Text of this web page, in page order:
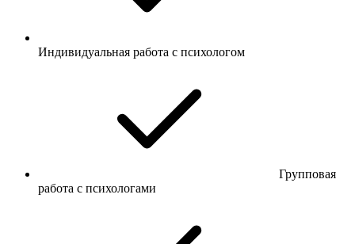
Индивидуальная работа с психологом
Групповая
работа с психологами